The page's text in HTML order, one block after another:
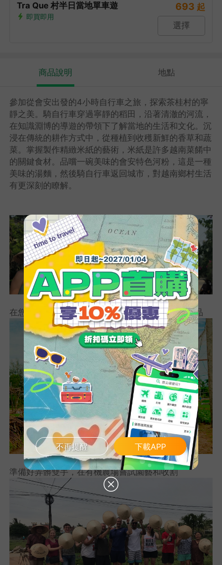
Tra Que 村半日當地單車遊
即買即用
693 起
選擇
商品說明 地點
參加從會安出發的4小時自行車之旅，探索茶桂村的寧
靜之美。騎自行車穿過寧靜的稻田，沿著清澈的河流，
在知識淵博的導遊的帶領下了解當地的生活和文化。沉
浸在傳統的耕作方式中，從種植到收穫新鮮的香草和蔬
菜。掌握製作精緻米紙的藝術，米紙是許多越南菜餚中
的關鍵食材。品嚐一碗美味的會安特色河粉，這是一種
美味的湯麵，然後騎自行車返回城市，對越南鄉村生活
有更深刻的瞭解。
在您與當地農民會面時，瞭解村莊的農作物和農產品
準備好弄髒雙手，在有機農場嘗試園藝和收割
不再提醒 下載APP